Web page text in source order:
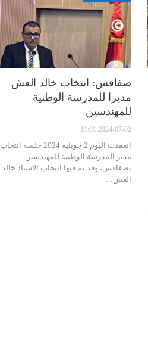
صفاقس: انتخاب خالد العش
مديرا للمدرسة الوطنية
للمهندسين
2024-07-02 11:01
انعقدت اليوم 2 جويلية 2024 جلسة انتخاب
مدير المدرسة الوطنية للمهندسين
بصفاقس، وقد تم فيها انتخاب الاستاذ خالد
العش…